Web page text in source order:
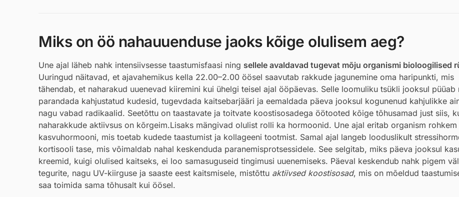
Miks on öö nahauuenduse jaoks kõige olulisem aeg?
Une ajal läheb nahk intensiivsesse taastumisfaasi ning sellele avaldavad tugevat mõju organismi bioloogilised
Uuringud näitavad, et ajavahemikus kella 22.00–2.00 öösel saavutab rakkude jagunemine oma haripunkti, mis
tähendab, et naharakud uuenevad kiiremini kui ühelgi teisel ajal ööpäevas. Selle loomuliku tsükli jooksul püüab
parandada kahjustatud kudesid, tugevdada kaitsebarjääri ja eemaldada päeva jooksul kogunenud kahjulikke
nagu vabad radikaalid. Seetõttu on taastavate ja toitvate koostisosadega öötooted kõige tõhusamad just siis,
naharakkude aktiivsus on kõrgeim.Lisaks mängivad olulist rolli ka hormoonid. Une ajal eritab organism rohkem
kasvuhormooni, mis toetab kudede taastumist ja kollageeni tootmist. Samal ajal langeb looduslikult
kortisooli tase, mis võimaldab nahal keskenduda paranemisprotsessidele. See selgitab, miks päeva jooksul
kreemid, kuigi olulised kaitseks, ei loo samasuguseid tingimusi uuenemiseks. Päeval keskendub nahk pigem
tegurite, nagu UV-kiirguse ja saaste eest kaitsmisele, mistõttu aktiivsed koostisosad, mis on mõeldud
saa toimida sama tõhusalt kui öösel.